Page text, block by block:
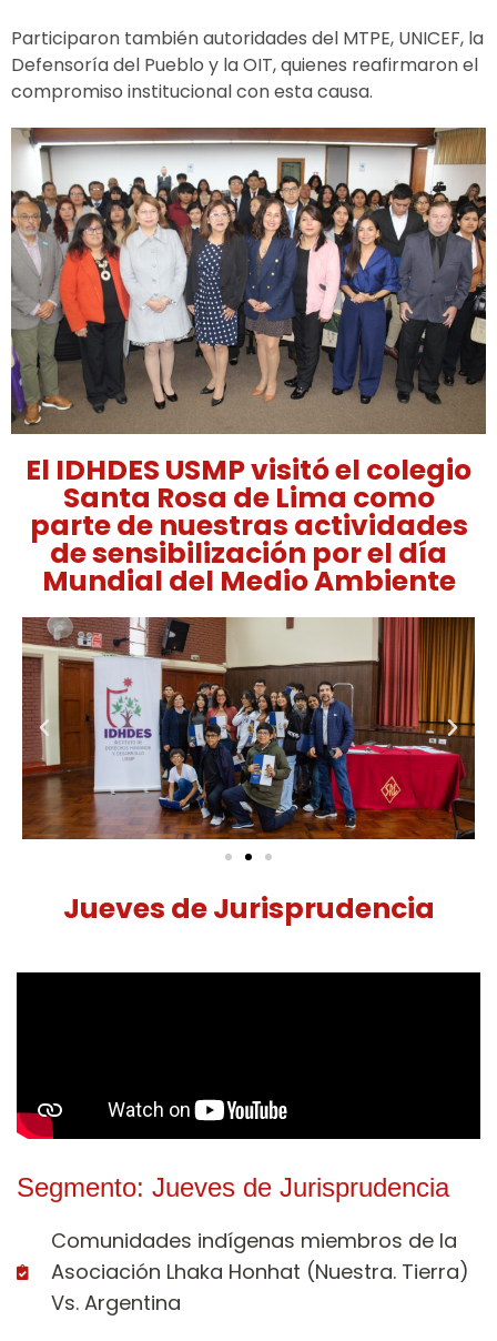
Participaron también autoridades del MTPE, UNICEF, la
Defensoría del Pueblo y la OIT, quienes reafirmaron el
compromiso institucional con esta causa.
El IDHDES USMP visitó el colegio
Santa Rosa de Lima como
parte de nuestras actividades
de sensibilización por el día
Mundial del Medio Ambiente
Jueves de Jurisprudencia
Segmento: Jueves de Jurisprudencia
Comunidades indígenas miembros de la
Asociación Lhaka Honhat (Nuestra. Tierra)
Vs. Argentina